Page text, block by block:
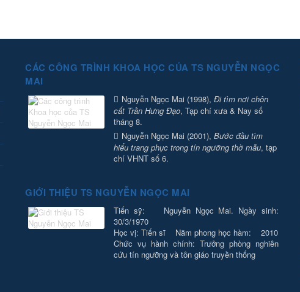
CÁC CÔNG TRÌNH KHOA HỌC CỦA TS NGUYỄN NGỌC
MAI
Nguyễn Ngọc Mai (1998), Đi tìm nơi chôn
cất Trần Hưng Đạo, Tạp chí xưa & Nay số
tháng 8.
Nguyễn Ngọc Mai (2001), Bước đầu tìm
hiểu trang phục trong tín ngưỡng thờ mẫu, tạp
chí VHNT số 6.
GIỚI THIỆU TS NGUYỄN NGỌC MAI
Tiến sỹ: Nguyễn Ngọc Mai. Ngày sinh:
30/3/1970
Học vị: Tiến sĩ Năm phong học hàm: 2010
Chức vụ hành chính: Trưởng phòng nghiên
cứu tín ngưỡng và tôn giáo truyền thống